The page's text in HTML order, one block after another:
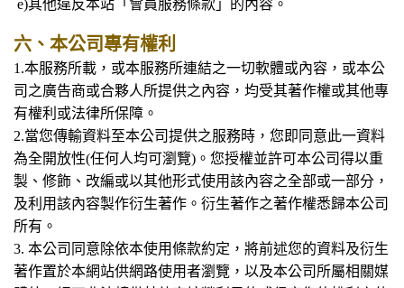
e)其他違反本站「會員服務條款」的內容。
六、本公司專有權利
1.本服務所載，或本服務所連結之一切軟體或內容，或本公
司之廣告商或合夥人所提供之內容，均受其著作權或其他專
有權利或法律所保障。
2.當您傳輸資料至本公司提供之服務時，您即同意此一資料
為全開放性(任何人均可瀏覽)。您授權並許可本公司得以重
製、修飾、改編或以其他形式使用該內容之全部或一部分，
及利用該內容製作衍生著作。衍生著作之著作權悉歸本公司
所有。
3. 本公司同意除依本使用條款約定，將前述您的資料及衍生
著作置於本網站供網路使用者瀏覽，以及本公司所屬相關媒